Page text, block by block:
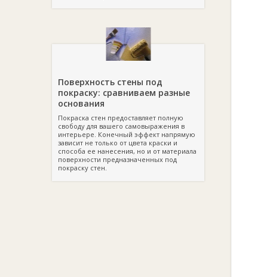
Поверхность стены под
покраску: сравниваем разные
основания
Покраска стен предоставляет полную
свободу для вашего самовыражения в
интерьере. Конечный эффект напрямую
зависит не только от цвета краски и
способа ее нанесения, но и от материала
поверхности предназначенных под
покраску стен.